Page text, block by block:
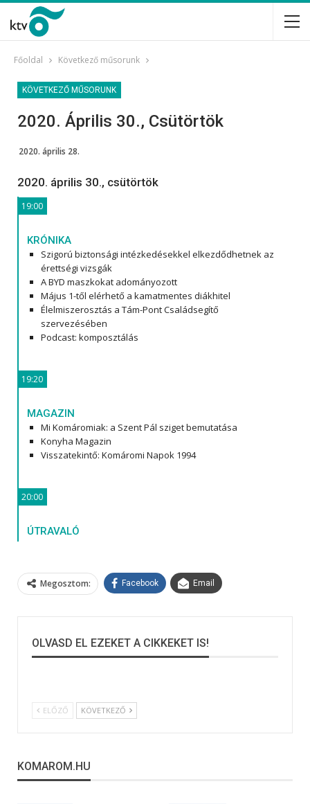
Főoldal Következő műsorunk
KÖVETKEZŐ MŰSORUNK
2020. Április 30., Csütörtök
2020. április 28.
2020. április 30., csütörtök
19:00
KRÓNIKA
Szigorú biztonsági intézkedésekkel elkezdődhetnek az
érettségi vizsgák
A BYD maszkokat adományozott
Május 1-től elérhető a kamatmentes diákhitel
Élelmiszerosztás a Tám-Pont Családsegítő
szervezésében
Podcast: komposztálás
19:20
MAGAZIN
Mi Komáromiak: a Szent Pál sziget bemutatása
Konyha Magazin
Visszatekintő: Komáromi Napok 1994
20:00
ÚTRAVALÓ
Megosztom: Facebook Email
OLVASD EL EZEKET A CIKKEKET IS!
ELŐZŐ KÖVETKEZŐ
KOMAROM.HU